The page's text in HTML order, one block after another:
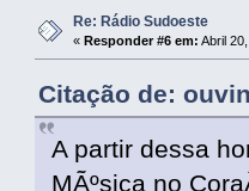
Re: Rádio Sudoeste
« Responder #6 em: Abril
Citação de:
A partir dessa
MÃºsica no